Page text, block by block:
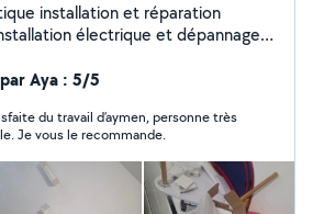
installation et réparation
Aya : 5/5
du travail d’aymen, personne très
Je vous le recommande.